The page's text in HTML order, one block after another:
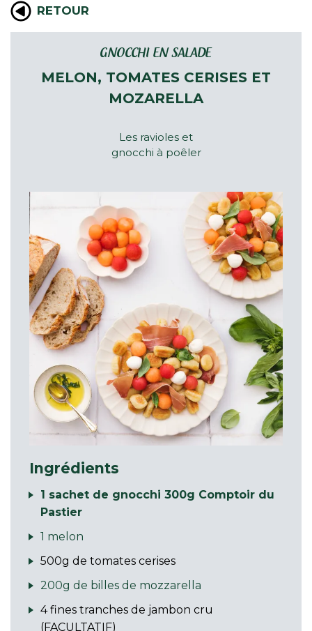
RETOUR
GNOCCHI EN SALADE
MELON, TOMATES CERISES ET
MOZARELLA
Les ravioles et
gnocchi à poêler
Ingrédients
1 sachet de gnocchi 300g Comptoir du
Pastier
1 melon
500g de tomates cerises
200g de billes de mozzarella
4 fines tranches de jambon cru
(FACULTATIF)